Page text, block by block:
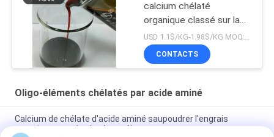
calcium chélaté
organique classé sur la
liste OMRI
USD 1.1$/KG-1.98$/KG MOQ:1 MT
CONTACTS
Oligo-éléments chélatés par acide aminé
Calcium de chélate d'acide aminé saupoudrer l'engrais
organique pour toutes les cultures